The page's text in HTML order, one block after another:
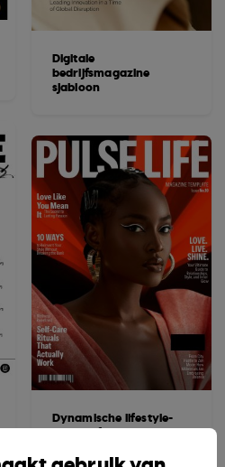
Digitale
bedrijfsmagazine
sjabloon
Dynamische lifestyle-
tijdschriftensjabloon